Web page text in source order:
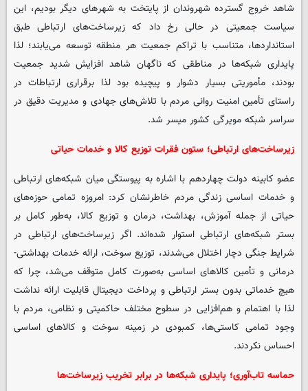
شاهد خروج گسترده شهروندان از پایتخت به شهرهای دیگر بودیم، این
سیاست جمعیتی در حالی رخ داد که زیرساخت‌های ارتباطی طبق
استانداردها، متناسب با تراکم جمعیت هر منطقه توسعه می‌یابند؛ لذا
پایداری شبکه‌ها در مناطقی که ناگهان شاهد افزایش شدید جمعیت
بودند، مأموریتی بسیار دشوار و پیچیده بود لذا برقراری ارتباطات در
راستای تأمین امنیت روانی مردم با تلاش‌های جهادی و مدیریت دقیق در
سراسر شبکه مویرگی کشور میسر شد.
زیرساخت‌های ارتباطی؛ ستون فقرات توزیع کالا و خدمات حیاتی
عضو کابینه دولت چهاردهم با اشاره به پیوستگی میان شبکه‌های ارتباطی
و خدمات اساسی زندگی مردم خاطرنشان کرد: امروزه تمامی حوزه‌های
حیاتی از جمله آموزش، بهداشت، درمان و توزیع کالا، به‌طور کامل بر
بستر شبکه‌های ارتباطی استوار شده‌اند. اگر زیرساخت‌های ارتباطی در
شرایط جنگی دچار اختلال می‌شدند، توزیع سوخت، ارائه خدمات بهداشتی-
درمانی و تأمین کالاهای اساسی به‌صورت کامل متوقف می‌شد، چرا که
هیچ خدماتی بدون بستر ارتباطی و پرداخت دیجیتال قابلیت ارائه نداشت
لذا با اهتمام و هم‌افزایی در سطوح مختلف حاکمیتی و نظامی، مردم با
وجود تمامی کاستی‌ها، کمبودی در زمینه سوخت و کالاهای اساسی
احساس نکردند.
حماسه تاب‌آوری؛ پایداری شبکه‌ها در برابر تخریب زیرساخت‌ها